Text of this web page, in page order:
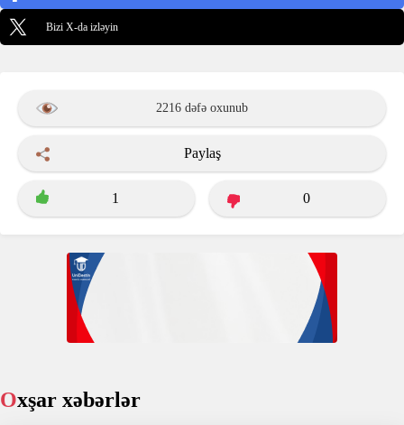
Bizi X-da izləyin
2216 dəfə oxunub
Paylaş
1 0
Oxşar xəbərlər